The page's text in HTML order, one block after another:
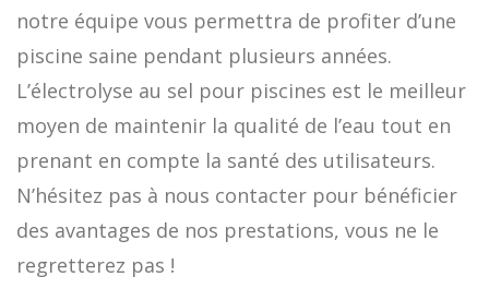
notre équipe vous permettra de profiter d’une
piscine saine pendant plusieurs années.
L’électrolyse au sel pour piscines est le meilleur
moyen de maintenir la qualité de l’eau tout en
prenant en compte la santé des utilisateurs.
N’hésitez pas à nous contacter pour bénéficier
des avantages de nos prestations, vous ne le
regretterez pas !